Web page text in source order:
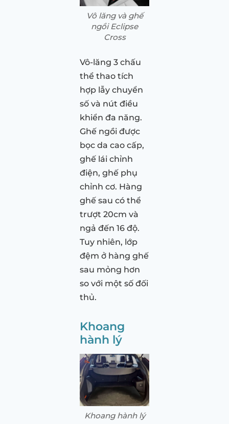
Vô lăng và ghế
ngồi Eclipse
Cross
Vô-lăng 3 chấu
thể thao tích
hợp lẫy chuyển
số và nút điều
khiển đa năng.
Ghế ngồi được
bọc da cao cấp,
ghế lái chỉnh
điện, ghế phụ
chỉnh cơ. Hàng
ghế sau có thể
trượt 20cm và
ngả đến 16 độ.
Tuy nhiên, lớp
đệm ở hàng ghế
sau mỏng hơn
so với một số đối
thủ.
Khoang
hành lý
Khoang hành lý